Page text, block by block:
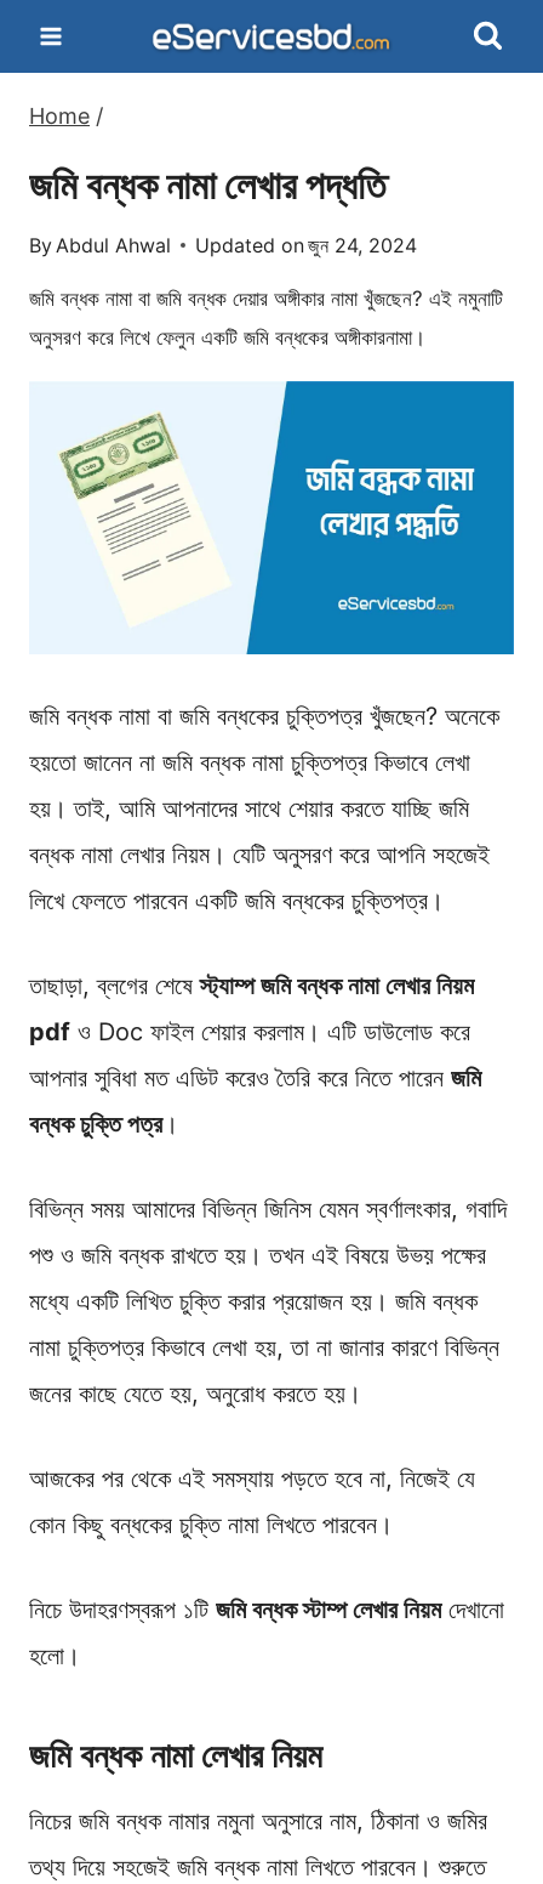
Skip
to
content
Home /
জমি বন্ধক নামা লেখার পদ্ধতি
ByAbdul Ahwal Updated onজুন 24, 2024
জমি বন্ধক নামা বা জমি বন্ধক দেয়ার অঙ্গীকার নামা খুঁজছেন? এই নমুনাটি
অনুসরণ করে লিখে ফেলুন একটি জমি বন্ধকের অঙ্গীকারনামা।
জমি বন্ধক নামা বা জমি বন্ধকের চুক্তিপত্র খুঁজছেন? অনেকে
হয়তো জানেন না জমি বন্ধক নামা চুক্তিপত্র কিভাবে লেখা
হয়। তাই, আমি আপনাদের সাথে শেয়ার করতে যাচ্ছি জমি
বন্ধক নামা লেখার নিয়ম। যেটি অনুসরণ করে আপনি সহজেই
লিখে ফেলতে পারবেন একটি জমি বন্ধকের চুক্তিপত্র।
তাছাড়া, ব্লগের শেষেস্ট্যাম্প জমি বন্ধক নামা লেখার নিয়ম
pdf ও Doc ফাইল শেয়ার করলাম। এটি ডাউলোড করে
আপনার সুবিধা মত এডিট করেও তৈরি করে নিতে পারেন জমি
বন্ধক চুক্তি পত্র।
বিভিন্ন সময় আমাদের বিভিন্ন জিনিস যেমন স্বর্ণালংকার, গবাদি
পশু ও জমি বন্ধক রাখতে হয়। তখন এই বিষয়ে উভয় পক্ষের
মধ্যে একটি লিখিত চুক্তি করার প্রয়োজন হয়। জমি বন্ধক
নামা চুক্তিপত্র কিভাবে লেখা হয়, তা না জানার কারণে বিভিন্ন
জনের কাছে যেতে হয়, অনুরোধ করতে হয়।
আজকের পর থেকে এই সমস্যায় পড়তে হবে না, নিজেই যে
কোন কিছু বন্ধকের চুক্তি নামা লিখতে পারবেন।
নিচে উদাহরণস্বরূপ ১টি জমি বন্ধক স্টাম্প লেখার নিয়মদেখানো
হলো।
জমি বন্ধক নামা লেখার নিয়ম
নিচের জমি বন্ধক নামার নমুনা অনুসারে নাম, ঠিকানা ও জমির
তথ্য দিয়ে সহজেই জমি বন্ধক নামা লিখতে পারবেন। শুরুতে